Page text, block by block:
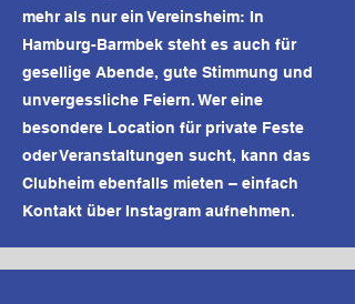
mehr als nur ein Vereinsheim: In
Hamburg-Barmbek steht es auch für
gesellige Abende, gute Stimmung und
unvergessliche Feiern. Wer eine
besondere Location für private Feste
oder Veranstaltungen sucht, kann das
Clubheim ebenfalls mieten – einfach
Kontakt über Instagram aufnehmen.